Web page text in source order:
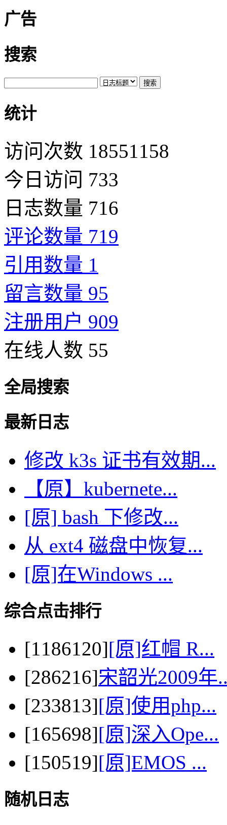
广告
搜索
统计
访问次数 18551158
今日访问 733
日志数量 716
评论数量 719
引用数量 1
留言数量 95
注册用户 909
在线人数 55
全局搜索
最新日志
修改 k3s 证书有效期...
【原】kubernete...
[原] bash 下修改...
从 ext4 磁盘中恢复...
[原]在Windows ...
综合点击排行
[1186120][原]红帽 R...
[286216]宋韶光2009年
[233813][原]使用php...
[165698][原]深入Ope...
[150519][原]EMOS ...
随机日志